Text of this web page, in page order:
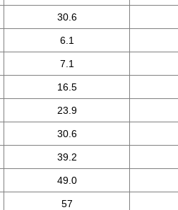
30.6
6.1
7.1
16.5
23.9
30.6
39.2
49.0
57